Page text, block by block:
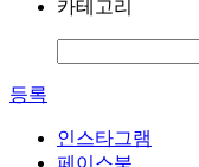
카테고리
등록
인스타그램